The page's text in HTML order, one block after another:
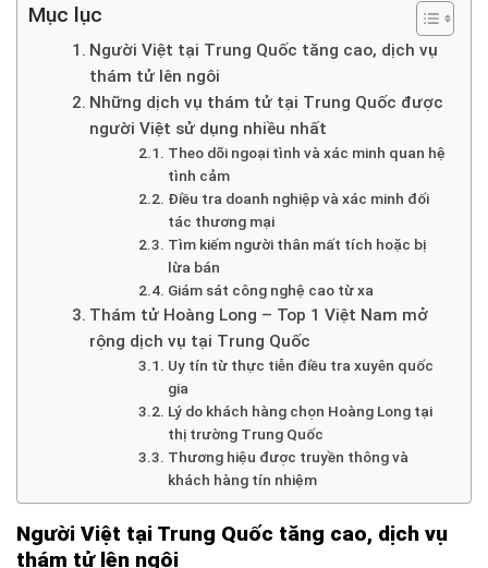
Mục lục
Người Việt tại Trung Quốc tăng cao, dịch vụ
thám tử lên ngôi
Những dịch vụ thám tử tại Trung Quốc được
người Việt sử dụng nhiều nhất
Theo dõi ngoại tình và xác minh quan hệ
tình cảm
Điều tra doanh nghiệp và xác minh đối
tác thương mại
Tìm kiếm người thân mất tích hoặc bị
lừa bán
Giám sát công nghệ cao từ xa
Thám tử Hoàng Long – Top 1 Việt Nam mở
rộng dịch vụ tại Trung Quốc
Uy tín từ thực tiễn điều tra xuyên quốc
gia
Lý do khách hàng chọn Hoàng Long tại
thị trường Trung Quốc
Thương hiệu được truyền thông và
khách hàng tín nhiệm
Người Việt tại Trung Quốc tăng cao, dịch vụ
thám tử lên ngôi